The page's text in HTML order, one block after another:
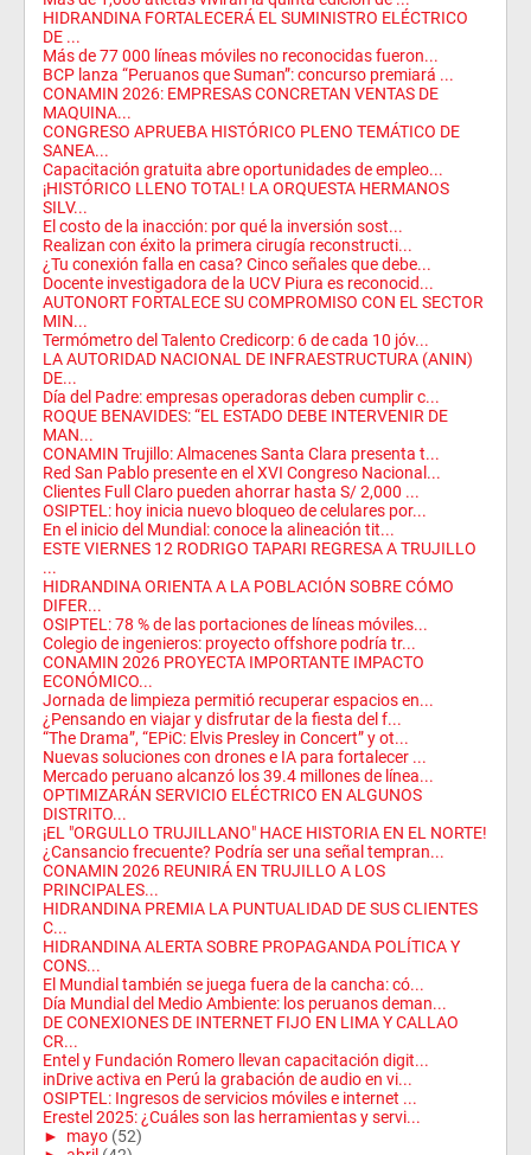
HIDRANDINA FORTALECERÁ EL SUMINISTRO ELÉCTRICO
DE ...
Más de 77 000 líneas móviles no reconocidas fueron...
BCP lanza “Peruanos que Suman”: concurso premiará ...
CONAMIN 2026: EMPRESAS CONCRETAN VENTAS DE
MAQUINA...
CONGRESO APRUEBA HISTÓRICO PLENO TEMÁTICO DE
SANEA...
Capacitación gratuita abre oportunidades de empleo...
​¡HISTÓRICO LLENO TOTAL! LA ORQUESTA HERMANOS
SILV...
El costo de la inacción: por qué la inversión sost...
Realizan con éxito la primera cirugía reconstructi...
¿Tu conexión falla en casa? Cinco señales que debe...
Docente investigadora de la UCV Piura es reconocid...
AUTONORT FORTALECE SU COMPROMISO CON EL SECTOR
MIN...
Termómetro del Talento Credicorp: 6 de cada 10 jóv...
LA AUTORIDAD NACIONAL DE INFRAESTRUCTURA (ANIN)
DE...
Día del Padre: empresas operadoras deben cumplir c...
ROQUE BENAVIDES: “EL ESTADO DEBE INTERVENIR DE
MAN...
CONAMIN Trujillo: Almacenes Santa Clara presenta t...
Red San Pablo presente en el XVI Congreso Nacional...
Clientes Full Claro pueden ahorrar hasta S/ 2,000 ...
OSIPTEL: hoy inicia nuevo bloqueo de celulares por...
En el inicio del Mundial: conoce la alineación tit...
ESTE VIERNES 12 RODRIGO TAPARI REGRESA A TRUJILLO
...
HIDRANDINA ORIENTA A LA POBLACIÓN SOBRE CÓMO
DIFER...
OSIPTEL: 78 % de las portaciones de líneas móviles...
Colegio de ingenieros: proyecto offshore podría tr...
CONAMIN 2026 PROYECTA IMPORTANTE IMPACTO
ECONÓMICO...
Jornada de limpieza permitió recuperar espacios en...
¿Pensando en viajar y disfrutar de la fiesta del f...
“The Drama”, “EPiC: Elvis Presley in Concert” y ot...
Nuevas soluciones con drones e IA para fortalecer ...
Mercado peruano alcanzó los 39.4 millones de línea...
OPTIMIZARÁN SERVICIO ELÉCTRICO EN ALGUNOS
DISTRITO...
¡EL "ORGULLO TRUJILLANO" HACE HISTORIA EN EL NORTE!
¿Cansancio frecuente? Podría ser una señal tempran...
CONAMIN 2026 REUNIRÁ EN TRUJILLO A LOS
PRINCIPALES...
HIDRANDINA PREMIA LA PUNTUALIDAD DE SUS CLIENTES
C...
HIDRANDINA ALERTA SOBRE PROPAGANDA POLÍTICA Y
CONS...
El Mundial también se juega fuera de la cancha: có...
Día Mundial del Medio Ambiente: los peruanos deman...
DE CONEXIONES DE INTERNET FIJO EN LIMA Y CALLAO
CR...
Entel y Fundación Romero llevan capacitación digit...
inDrive activa en Perú la grabación de audio en vi...
OSIPTEL: Ingresos de servicios móviles e internet ...
Erestel 2025: ¿Cuáles son las herramientas y servi...
► mayo (52)